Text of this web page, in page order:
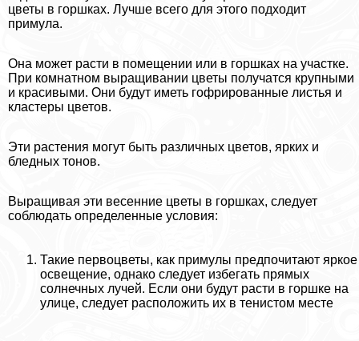
цветы в горшках. Лучше всего для этого подходит
примула.
Она может расти в помещении или в горшках на участке.
При комнатном выращивании цветы получатся крупными
и красивыми. Они будут иметь гофрированные листья и
кластеры цветов.
Эти растения могут быть различных цветов, ярких и
бледных тонов.
Выращивая эти весенние цветы в горшках, следует
соблюдать определенные условия:
Такие первоцветы, как примулы предпочитают яркое
освещение, однако следует избегать прямых
солнечных лучей. Если они будут расти в горшке на
улице, следует расположить их в тенистом месте